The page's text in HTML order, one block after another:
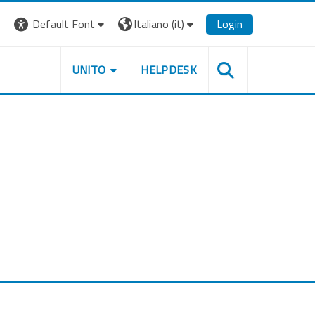
Default Font
Italiano ‎(it)‎ Login
UNITO HELPDESK